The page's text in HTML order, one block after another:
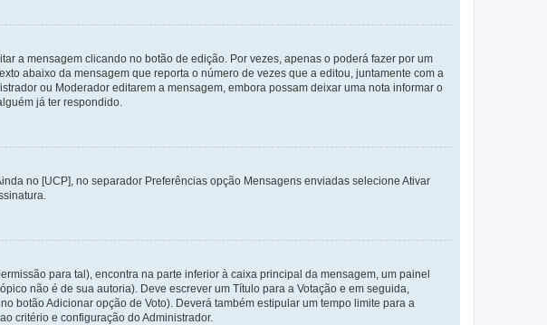
a mensagem clicando no botão de edição. Por vezes, apenas o poderá fazer por um
abaixo da mensagem que reporta o número de vezes que a editou, juntamente com a
ou Moderador editarem a mensagem, embora possam deixar uma nota informar o
já ter respondido.
no [UCP], no separador Preferências opção Mensagens enviadas selecione Ativar
para tal), encontra na parte inferior à caixa principal da mensagem, um painel
não é de sua autoria). Deve escrever um Título para a Votação e em seguida,
botão Adicionar opção de Voto). Deverá também estipular um tempo limite para a
critério e configuração do Administrador.